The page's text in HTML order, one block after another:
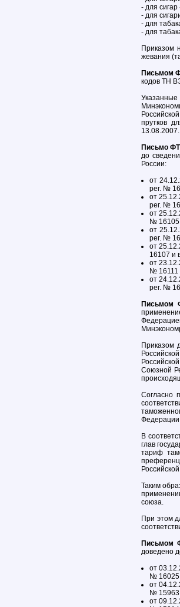
- для
- для
- для
- для
Приказом
жевания
Письмом
кодов ТН
прутков
13.08.2007.
Письмо
до
России:
от
рег. №
от
рег. №
от
№ 16105
от
рег. №
от
16107 и
от
№ 16111
от
рег. №
Письмом
Приказом
Союзной
Согласно
Федерации
В
глав
тариф
Таким
союза.
При этом
Письмом
доведено
от
№ 16025,
от
№ 15963,
от